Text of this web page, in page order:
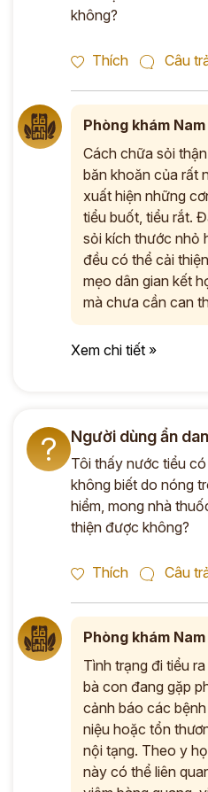
không?
Thích Câu
Phòng khám
Cách chữa sỏi
băn khoăn của rất
xuất hiện những
tiểu buốt, tiểu rắt.
sỏi kích thước nhỏ
đều có thể cải
mẹo dân gian kết
mà chưa cần can
Xem chi tiết »
? Người dùng ẩn
Tôi thấy nước tiểu
không biết do nóng
hiểm, mong nhà
thiện được không?
Thích Câu
Phòng khám
Tình trạng đi tiểu
bà con đang gặp
cảnh báo các
niệu hoặc tổn
nội tạng. Theo y
này có thể liên